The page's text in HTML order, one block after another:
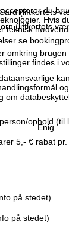
du
Hvis
teknisk
omkring
findes i
om
Enig
(liftkortets
(liftkortets
se
ophold (til
5,- € rabat
på stedet)
på stedet)